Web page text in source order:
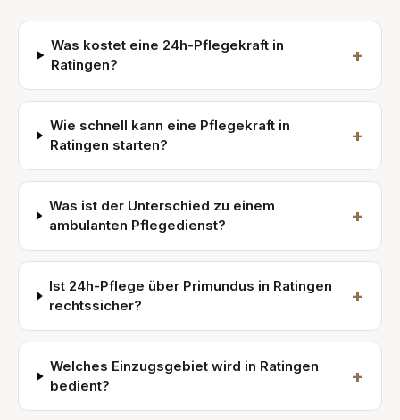
Was kostet eine 24h-Pflegekraft in
Ratingen?
+
Wie schnell kann eine Pflegekraft in
Ratingen starten?
+
Was ist der Unterschied zu einem
ambulanten Pflegedienst?
+
Ist 24h-Pflege über Primundus in Ratingen
rechtssicher?
+
Welches Einzugsgebiet wird in Ratingen
bedient?
+